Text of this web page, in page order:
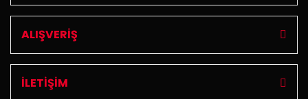
ALIŞVERİŞ
İLETİŞİM